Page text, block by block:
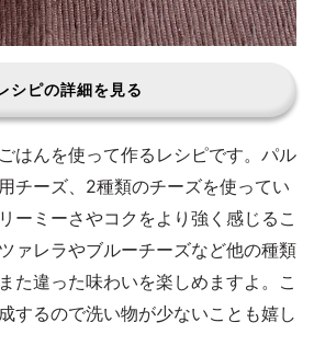
シピの詳細を見る
はんを使って作るレシピです。パル
チーズ、2種類のチーズを使ってい
ーミーさやコクをより強く感じるこ
ァレラやブルーチーズなど他の種類
た違った味わいを楽しめますよ。こ
するので洗い物が少ないことも嬉し